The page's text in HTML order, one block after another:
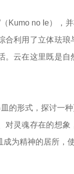
（ Kumo no Ie），
合利用了立体珐
。云在这里既是
的形式，探讨一
对灵魂存在的想
为精神的居所，